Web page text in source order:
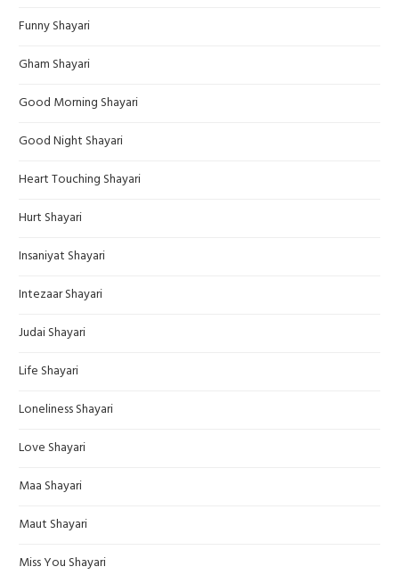
Funny Shayari
Gham Shayari
Good Morning Shayari
Good Night Shayari
Heart Touching Shayari
Hurt Shayari
Insaniyat Shayari
Intezaar Shayari
Judai Shayari
Life Shayari
Loneliness Shayari
Love Shayari
Maa Shayari
Maut Shayari
Miss You Shayari